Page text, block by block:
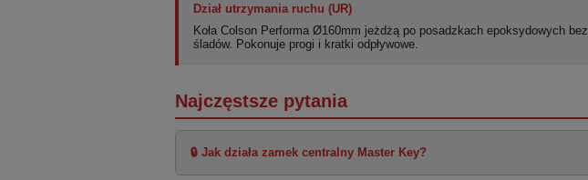
Dział utrzymania ruchu (UR)
Koła Colson Performa Ø160mm jeżdżą po posadzkach epoksydowych bez
śladów. Pokonuje progi i kratki odpływowe.
Najczęstsze pytania
🔒 Jak działa zamek centralny Master Key?